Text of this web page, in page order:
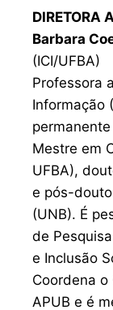
DIRETORA
Barbara
(ICI/UFBA)
Professora
Informação
permanente
Mestre em
UFBA),
e pós-
(UNB). É
de
e Inclusão
Coordena o
APUB e é